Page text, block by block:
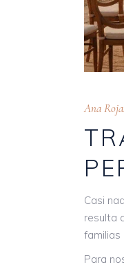
Ana
Casi
resulta
familias
Para